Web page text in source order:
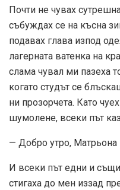
Почти не чувах
събуждах се на късна
подавах глава изпод
лагерната ватенка на
слама чувал ми пазеха
когато студът се
ни прозорчета. Като
шумолене, всеки път
— Добро утро, Матрьона
И всеки път едни и
стигаха до мен иззад